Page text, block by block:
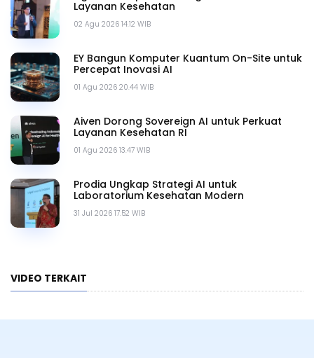
02 Agu 2026 14.12 WIB
Layanan Kesehatan
01 Agu 2026 20.44 WIB
EY Bangun Komputer Kuantum On-Site untuk
Percepat Inovasi AI
01 Agu 2026 13.47 WIB
Aiven Dorong Sovereign AI untuk Perkuat
Layanan Kesehatan RI
31 Jul 2026 17.52 WIB
Prodia Ungkap Strategi AI untuk
Laboratorium Kesehatan Modern
VIDEO TERKAIT